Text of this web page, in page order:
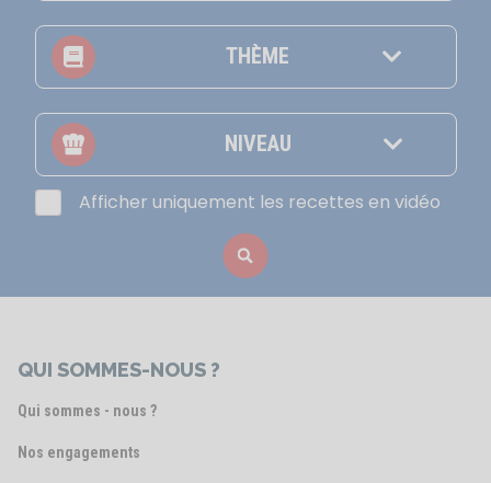
THÈME
NIVEAU
Afficher uniquement les recettes en vidéo
QUI SOMMES-NOUS ?
Qui sommes - nous ?
Nos engagements